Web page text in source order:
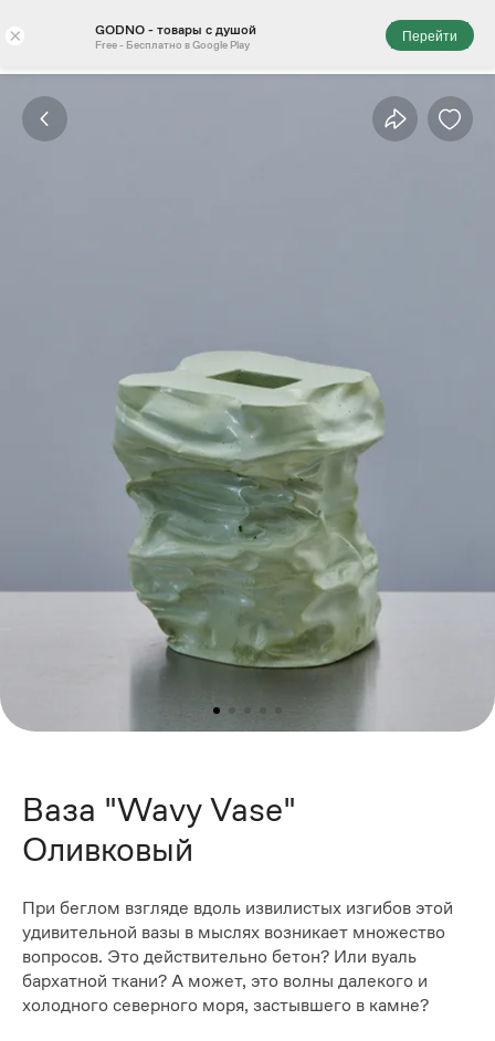
× GODNO - товары с душой
Free - Бесплатно в Google Play
Перейти
Ваза "Wavy Vase"
Оливковый
При беглом взгляде вдоль извилистых изгибов этой
удивительной вазы в мыслях возникает множество
вопросов. Это действительно бетон? Или вуаль
бархатной ткани? А может, это волны далекого и
холодного северного моря, застывшего в камне?